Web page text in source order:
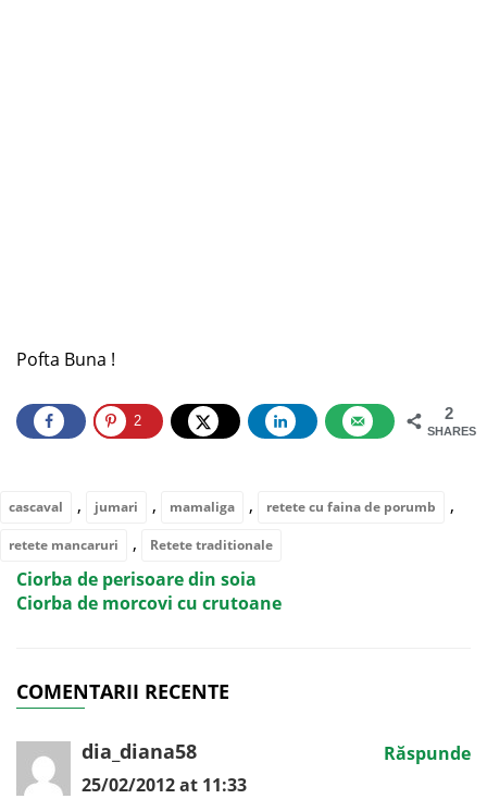
Pofta Buna !
2
SHARES
2
cascaval , jumari , mamaliga , retete cu faina de porumb ,
retete mancaruri , Retete traditionale
Ciorba de perisoare din soia
Ciorba de morcovi cu crutoane
COMENTARII RECENTE
dia_diana58
25/02/2012 at 11:33
Răspunde